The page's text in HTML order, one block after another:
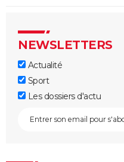
NEWSLETTERS
Actualité
Sport
Les dossiers d'actu